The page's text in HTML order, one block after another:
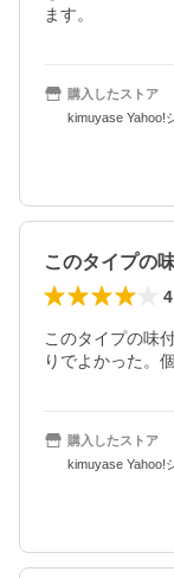
ます。
購入したストア
kimuyase Yahoo!
4
このタイプの味
りでよかった。
購入したストア
kimuyase Yahoo!